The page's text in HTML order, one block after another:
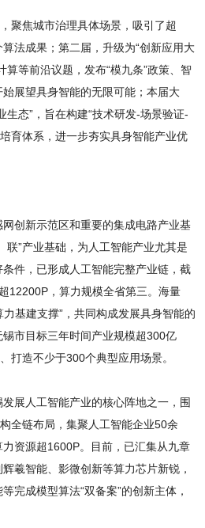
聚焦城市治理具体场景，吸引了超
法成果；第二届，升级为“创新应用大
算等前沿议题，发布“模九条”政策、智
展望具身智能的无限可能；本届大
生态”，旨在构建“技术研发-场景验证-
育体系，进一步夯实具身智能产业优
创新示范区和重要的集成电路产业基
联”产业基础，为人工智能产业尤其是
件，已形成人工智能完整产业链，截
12200P，算力规模全省第三。海量
力基建支撑”，共同构成发展具身智能的
市目标三年时间产业规模超300亿
打造不少于300个典型应用场景。
展人工智能产业的核心阵地之一，围
全链布局，集聚人工智能企业50余
资源超1600P。目前，已汇集从九章
羲智能、影微创新等算力芯片新锐，
完成模型算法“双备案”的创新主体，